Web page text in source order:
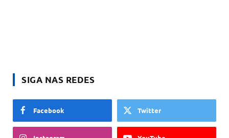
SIGA NAS REDES
Facebook Twitter